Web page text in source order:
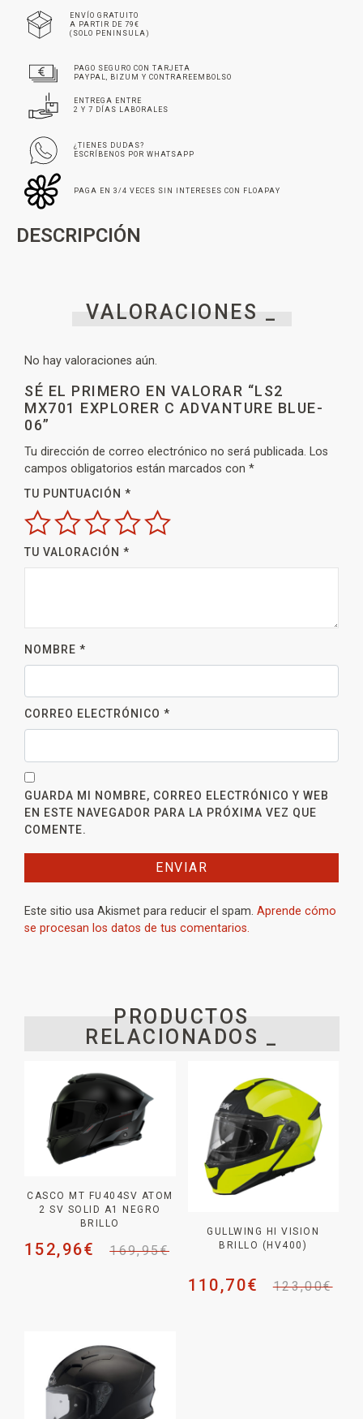
ENVÍO GRATUITO
A PARTIR DE 79€
(SOLO PENINSULA)
PAGO SEGURO CON TARJETA
PAYPAL, BIZUM Y CONTRAREEMBOLSO
ENTREGA ENTRE
2 Y 7 DÍAS LABORALES
¿TIENES DUDAS?
ESCRÍBENOS POR WHATSAPP
PAGA EN 3/4 VECES SIN INTERESES CON FLOAPAY
DESCRIPCIÓN
VALORACIONES _
No hay valoraciones aún.
SÉ EL PRIMERO EN VALORAR “LS2
MX701 EXPLORER C ADVANTURE BLUE-
06”
Tu dirección de correo electrónico no será publicada. Los
campos obligatorios están marcados con *
TU PUNTUACIÓN *
TU VALORACIÓN *
NOMBRE *
CORREO ELECTRÓNICO *
GUARDA MI NOMBRE, CORREO ELECTRÓNICO Y WEB
EN ESTE NAVEGADOR PARA LA PRÓXIMA VEZ QUE
COMENTE.
Este sitio usa Akismet para reducir el spam. Aprende cómo
se procesan los datos de tus comentarios.
PRODUCTOS
RELACIONADOS _
CASCO MT FU404SV ATOM
2 SV SOLID A1 NEGRO
BRILLO
169,95€
152,96€
GULLWING HI VISION
BRILLO (HV400)
123,00€
110,70€